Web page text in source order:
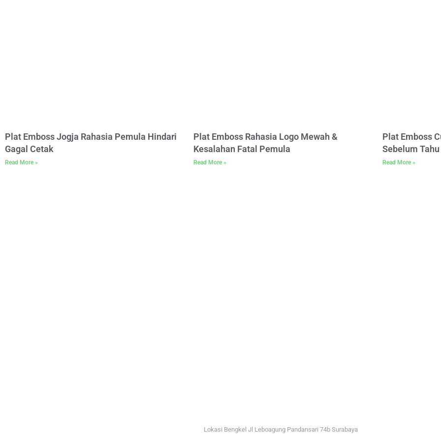
Plat Emboss Jogja Rahasia Pemula Hindari
Gagal Cetak
Read More »
Plat Emboss Rahasia Logo Mewah &
Kesalahan Fatal Pemula
Read More »
Plat Emboss
Sebelum
Read More »
Lokasi Bengkel Jl Leboagung Pandansari 74b Surabaya